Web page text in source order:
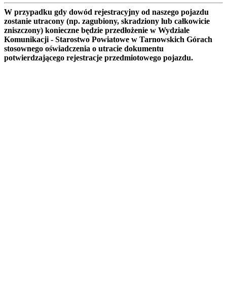
W przypadku gdy dowód rejestracyjny od naszego pojazdu
zostanie utracony (np. zagubiony, skradziony lub całkowicie
zniszczony) konieczne będzie przedłożenie w Wydziale
Komunikacji - Starostwo Powiatowe w Tarnowskich Górach
stosownego oświadczenia o utracie dokumentu
potwierdzającego rejestracje przedmiotowego pojazdu.